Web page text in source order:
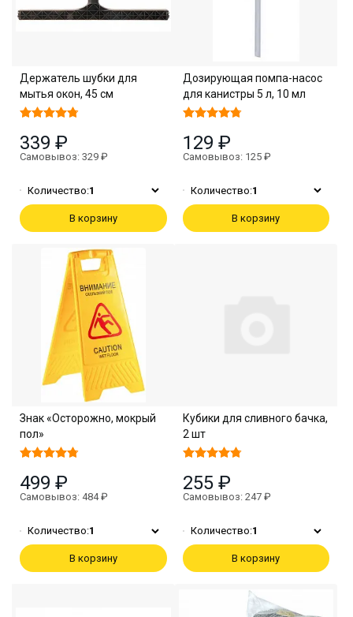
Держатель шубки для
мытья окон, 45 см
339 ₽
Самовывоз: 329 ₽
Количество:1
В корзину
Дозирующая помпа-насос
для канистры 5 л, 10 мл
129 ₽
Самовывоз: 125 ₽
Количество:1
В корзину
Знак «Осторожно, мокрый
пол»
499 ₽
Самовывоз: 484 ₽
Количество:1
В корзину
Кубики для сливного бачка,
2 шт
255 ₽
Самовывоз: 247 ₽
Количество:1
В корзину